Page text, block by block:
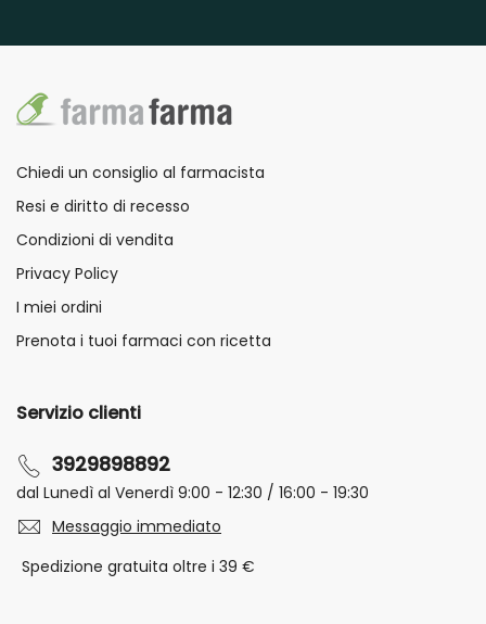
Chiedi un consiglio al farmacista
Resi e diritto di recesso
Condizioni di vendita
Privacy Policy
I miei ordini
Prenota i tuoi farmaci con ricetta
Servizio clienti
3929898892
dal Lunedì al Venerdì 9:00 - 12:30 / 16:00 - 19:30
Messaggio immediato
Spedizione gratuita oltre i 39 €